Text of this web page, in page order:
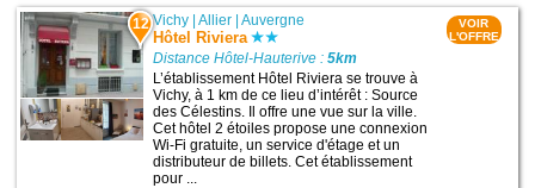
12 Vichy |Allier |Auvergne
Hôtel Riviera
Distance Hôtel-Hauterive :5km
L’établissement Hôtel Riviera se trouve à
Vichy, à 1 km de ce lieu d’intérêt : Source
des Célestins. Il offre une vue sur la ville.
Cet hôtel 2 étoiles propose une connexion
Wi-Fi gratuite, un service d'étage et un
distributeur de billets. Cet établissement
pour ...
VOIR
L'OFFRE